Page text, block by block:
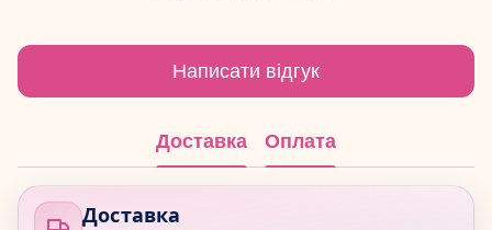
Написати відгук
Доставка Оплата
Доставка